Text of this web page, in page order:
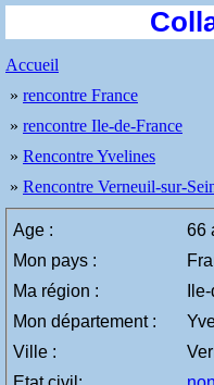
Accueil
» rencontre France
» rencontre Ile-de-France
» Rencontre Yvelines
» Rencontre Verneuil-sur-
Age :
66
Mon pays :
Ma région :
Mon département :
Ville :